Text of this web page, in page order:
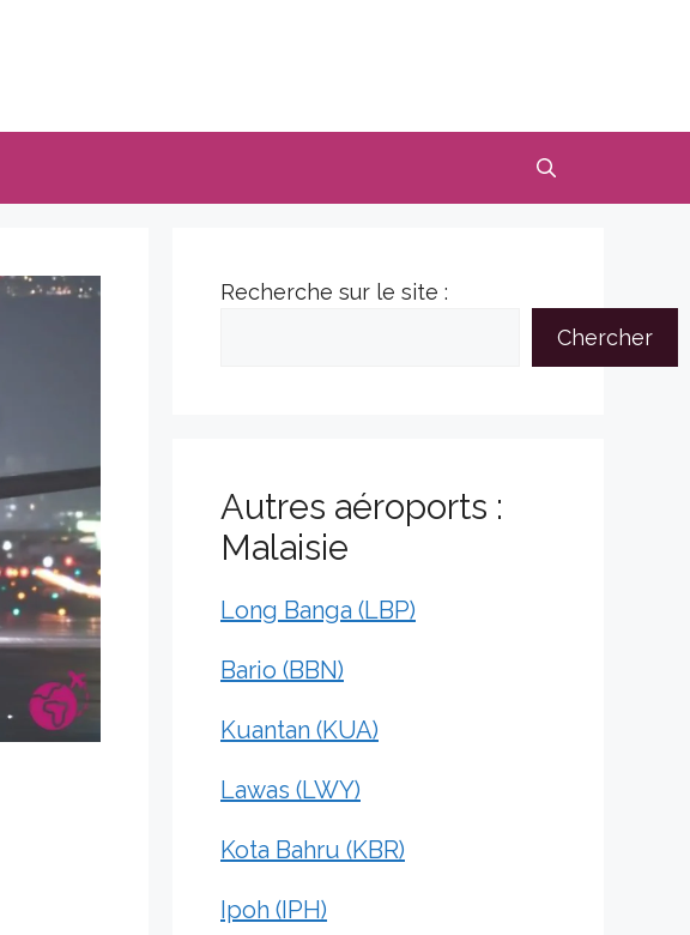
Recherche sur le site :
Chercher
Autres aéroports :
Malaisie
Long Banga (LBP)
Bario (BBN)
Kuantan (KUA)
Lawas (LWY)
Kota Bahru (KBR)
Ipoh (IPH)